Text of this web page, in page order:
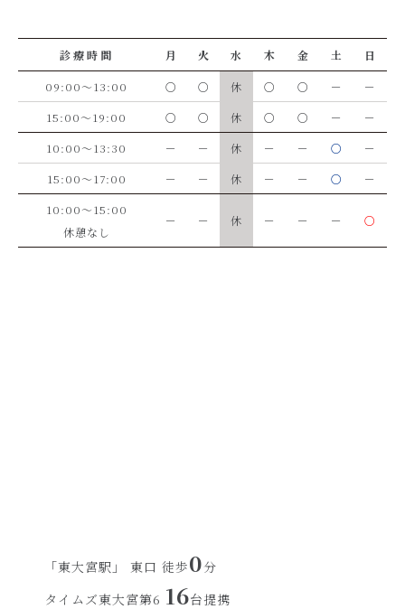
診療時間 月 火 水 木 金 土 日
09:00～13:00 ○ ○ 休 ○ ○ －
－
15:00～19:00
○ ○ 休 ○ ○ －
－
10:00～13:30
－ － 休 － － ○
－
15:00～17:00
－ － 休 － － ○
－
10:00～15:00
休憩なし
－ － 休 － － － ○
「東大宮駅」 東口 徒歩0分
タイムズ東大宮第6 16台提携